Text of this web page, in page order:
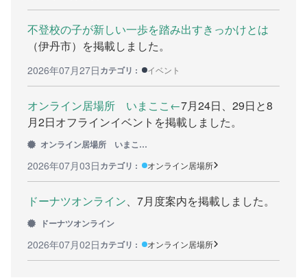
働きたい方へ
ボランティアしたい方への情報
就職の相談や情報
学びたい方へ
研修や講座
全寮制の県立フリースクール
連絡したい方へ
不登校の子が新しい一歩を踏み出すきっかけとは
（伊丹市）を掲載しました。
2026年07月27日カテゴリ : イベント
オンライン居場所 いまここ←7月24日、29日と8
月2日オフラインイベントを掲載しました。
オンライン居場所 いまここ←
2026年07月03日カテゴリ : オンライン居場所
ドーナツオンライン、7月度案内を掲載しました。
ドーナツオンライン
2026年07月02日カテゴリ : オンライン居場所